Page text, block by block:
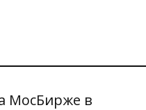
МосБирже в